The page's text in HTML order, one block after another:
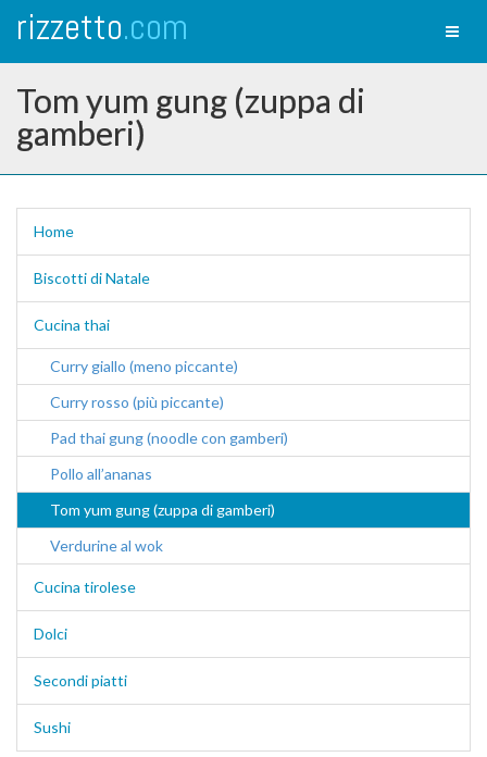
rizzetto.com
Tom yum gung (zuppa di
gamberi)
Home
Biscotti di Natale
Cucina thai
Curry giallo (meno piccante)
Curry rosso (più piccante)
Pad thai gung (noodle con gamberi)
Pollo all’ananas
Tom yum gung (zuppa di gamberi)
Verdurine al wok
Cucina tirolese
Dolci
Secondi piatti
Sushi